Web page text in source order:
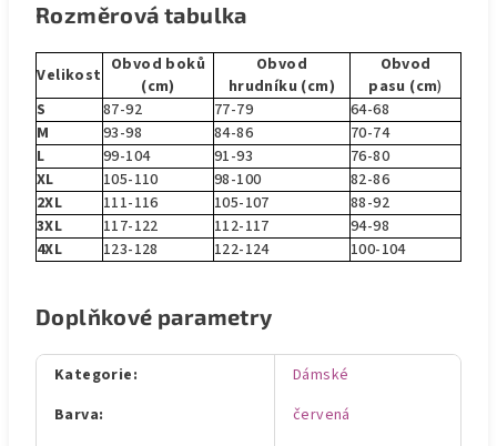
Rozměrová tabulka
Velikost Obvod boků
(cm)
Obvod
hrudníku (cm)
Obvod
pasu (cm)
S
87-92 77-79
64-68
M
93-98 84-86
70-74
L
99-104 91-93
76-80
XL
105-110 98-100
82-86
2XL
111-116 105-107
88-92
3XL
117-122 112-117
94-98
4XL
123-128 122-124 100-104
Doplňkové parametry
Kategorie:
Dámské
Barva:
červená